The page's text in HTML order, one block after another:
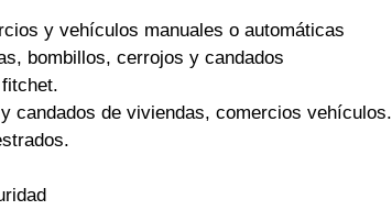
y vehículos manuales o automáticas
bombillos, cerrojos y candados
candados de viviendas, comercios vehículos.